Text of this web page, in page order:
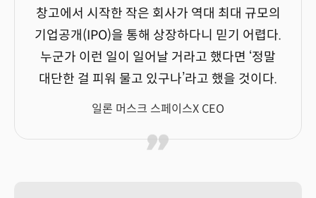
창고에서 시작한 작은 회사가 역대 최대 규모의
기업공개(IPO)을 통해 상장하다니 믿기 어렵다.
누군가 이런 일이 일어날 거라고 했다면 ‘정말
대단한 걸 피워 물고 있구나’라고 했을 것이다.
일론 머스크 스페이스X CEO